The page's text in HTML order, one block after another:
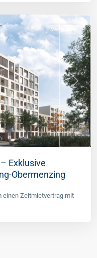
Next
Vermietet
Exklusive
Obermenzing
einen Zeitmietvertrag mit